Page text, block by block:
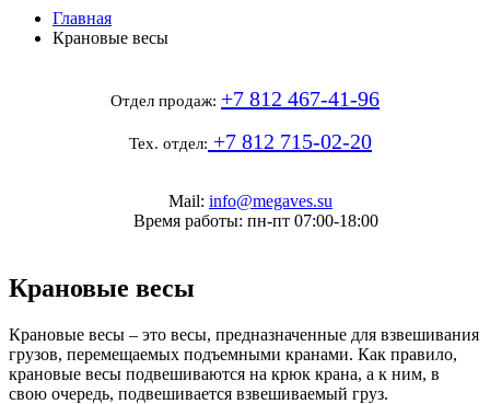
Главная
Крановые весы
Отдел продаж: +7 812 467-41-96
Тех. отдел: +7 812 715-02-20
Mail: info@megaves.su
Время работы: пн-пт 07:00-18:00
Крановые весы
Крановые весы – это весы, предназначенные для взвешивания
грузов, перемещаемых подъемными кранами. Как правило,
крановые весы подвешиваются на крюк крана, а к ним, в
свою очередь, подвешивается взвешиваемый груз.